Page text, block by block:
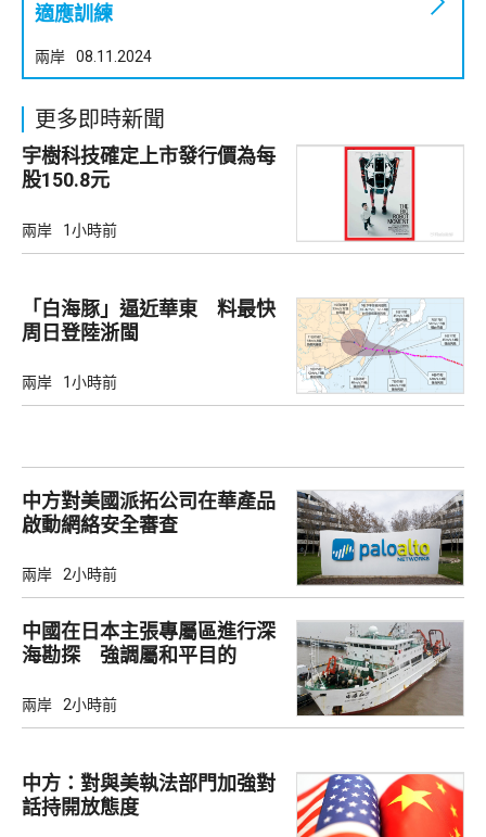
適應訓練
兩岸 08.11.2024
更多即時新聞
宇樹科技確定上市發行價為每
股150.8元
兩岸 1小時前
「白海豚」逼近華東 料最快
周日登陸浙閩
兩岸 1小時前
中方對美國派拓公司在華產品
啟動網絡安全審查
兩岸 2小時前
中國在日本主張專屬區進行深
海勘探 強調屬和平目的
兩岸 2小時前
中方：對與美執法部門加強對
話持開放態度